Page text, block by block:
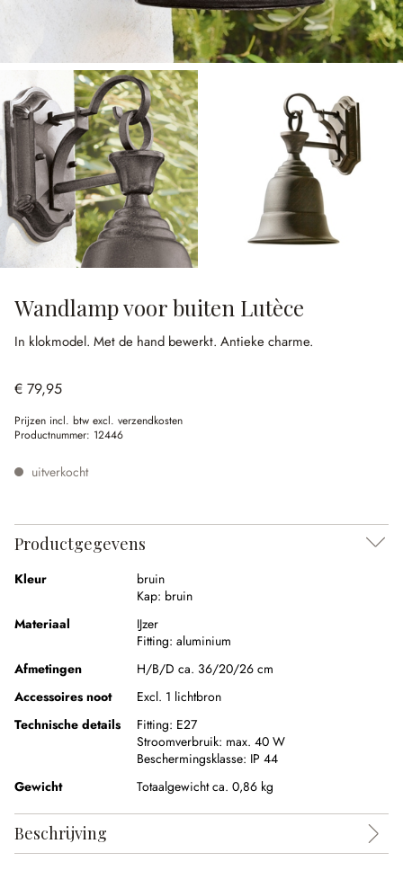
Wandlamp voor buiten Lutèce
In klokmodel. Met de hand bewerkt. Antieke charme.
€ 79,95
Prijzen incl. btw excl. verzendkosten
Productnummer: 12446
uitverkocht
Productgegevens
Kleur
bruin
Kap: bruin
Materiaal
IJzer
Fitting: aluminium
Afmetingen
H/B/D ca. 36/20/26 cm
Accessoires noot
Excl. 1 lichtbron
Technische details
Fitting: E27
Stroomverbruik: max. 40 W
Beschermingsklasse: IP 44
Gewicht
Totaalgewicht ca. 0,86 kg
Beschrijving